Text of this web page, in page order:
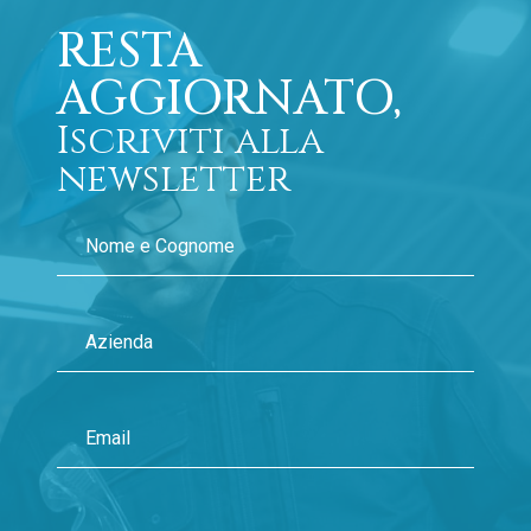
RESTA
AGGIORNATO,
Iscriviti alla
newsletter